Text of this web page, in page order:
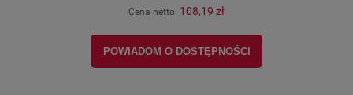
Cena netto: 108,19 zł
POWIADOM O DOSTĘPNOŚCI